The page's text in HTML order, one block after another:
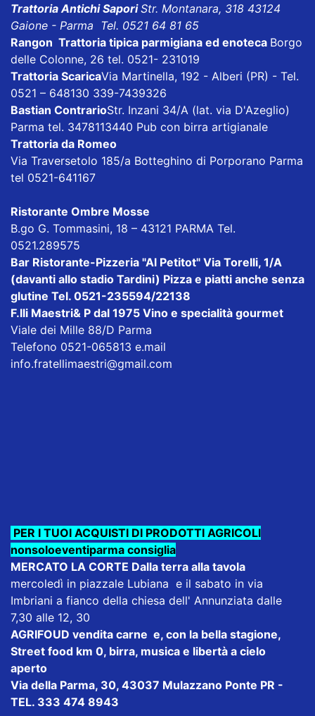
Trattoria Antichi SaporiStr. Montanara, 318 43124
Gaione - Parma Tel. 0521 64 81 65
Rangon Trattoria tipica parmigiana ed enoteca Borgo
delle Colonne, 26 tel. 0521- 231019
Trattoria ScaricaVia Martinella, 192 - Alberi (PR) - Tel.
0521 – 648130 339-7439326
Bastian ContrarioStr. Inzani 34/A (lat. via D'Azeglio)
Parma tel. 3478113440 Pub con birra artigianale
Trattoria da Romeo
Via Traversetolo 185/a Botteghino di Porporano Parma
tel 0521-641167
Ristorante Ombre Mosse
B.go G. Tommasini, 18 – 43121 PARMA Tel.
0521.289575
Bar Ristorante-Pizzeria "Al Petitot" Via Torelli, 1/A
(davanti allo stadio Tardini) Pizza e piatti anche senza
glutine Tel. 0521-235594/22138
F.lli Maestri& P dal 1975 Vino e specialità gourmet
Viale dei Mille 88/D Parma
Telefono 0521-065813 e.mail
info.fratellimaestri@gmail.com
PER I TUOI ACQUISTI DI PRODOTTI AGRICOLI
nonsoloeventiparma consiglia
MERCATO LA CORTE Dalla terra alla tavola
mercoledì in piazzale Lubiana e il sabato in via
Imbriani a fianco della chiesa dell' Annunziata dalle
7,30 alle 12, 30
AGRIFOUD vendita carne e, con la bella stagione,
Street food km 0, birra, musica e libertà a cielo
aperto
Via della Parma, 30, 43037 Mulazzano Ponte PR -
TEL. 333 474 8943